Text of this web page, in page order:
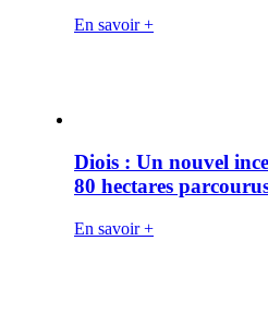
En savoir +
Diois : Un nouvel
80 hectares
En savoir +